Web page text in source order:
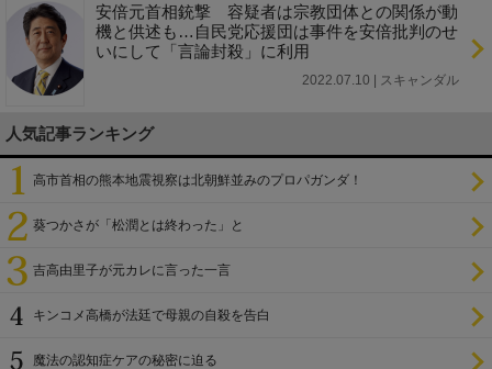
安倍元首相銃撃 容疑者は宗教団体との関係が動
機と供述も…自民党応援団は事件を安倍批判のせ
いにして「言論封殺」に利用
2022.07.10 | スキャンダル
人気記事ランキング
高市首相の熊本地震視察は北朝鮮並みのプロパガンダ！
葵つかさが「松潤とは終わった」と
吉高由里子が元カレに言った一言
キンコメ高橋が法廷で母親の自殺を告白
魔法の認知症ケアの秘密に迫る